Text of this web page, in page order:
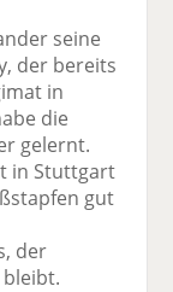
seine
der bereits
in
die
gelernt.
in Stuttgart
gut
der